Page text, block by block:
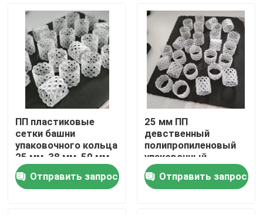
Домой
Продукты
ПП пластиковые
сетки башни
упаковочного кольца
25 мм, 38 мм, 50 мм
для мочевой
единицы в
промышленности
Отправить запрос
25 мм ПП
девственный
полипропиленовый
упаковочный
кровать TP кольцо
для мочевой
установки
Отправить запрос